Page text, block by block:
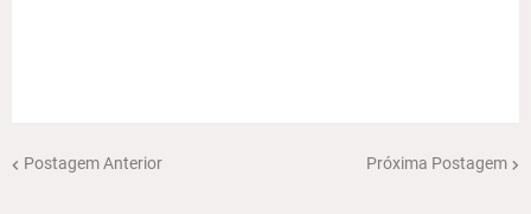
Postagem Anterior Próxima Postagem